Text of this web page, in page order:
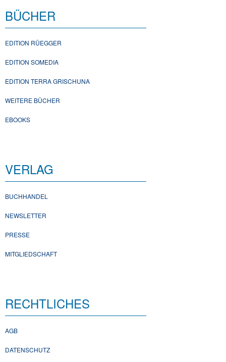
BÜCHER
EDITION RÜEGGER
EDITION SOMEDIA
EDITION TERRA GRISCHUNA
WEITERE BÜCHER
EBOOKS
VERLAG
BUCHHANDEL
NEWSLETTER
PRESSE
MITGLIEDSCHAFT
RECHTLICHES
AGB
DATENSCHUTZ